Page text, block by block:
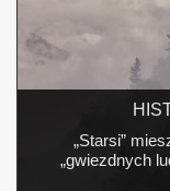
Czas
pośrednictwem